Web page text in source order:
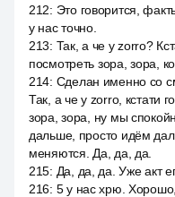
212: Это говорится,
у нас точно.
213: Так, а че у zorro?
посмотреть зора, зора,
214: Сделан именно со
Так, а че у zorro, кстати
зора, зора, ну мы
дальше, просто идём
меняются. Да, да, да.
215: Да, да, да. Уже акт
216: 5 у нас хрю.